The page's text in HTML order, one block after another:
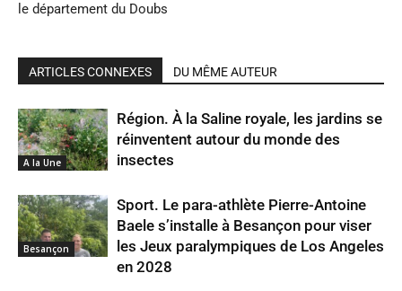
le département du Doubs
ARTICLES CONNEXES DU MÊME AUTEUR
A la Une
Région. À la Saline royale, les jardins se
réinventent autour du monde des
insectes
Besançon
Sport. Le para-athlète Pierre-Antoine
Baele s’installe à Besançon pour viser
les Jeux paralympiques de Los Angeles
en 2028